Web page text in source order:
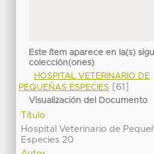
Este ítem aparece en la(s)
colección(ones)
HOSPITAL VETERINARIO DE
PEQUEÑAS ESPECIES
[61]
Visualización del Documento
Título
Hospital Veterinario de
Especies 20